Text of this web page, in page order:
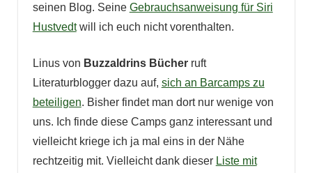
seinen Blog. Seine Gebrauchsanweisung für Siri
Hustvedtwill ich euch nicht vorenthalten.
Linus von Buzzaldrins Bücherruft
Literaturblogger dazu auf, sich an Barcamps zu
beteiligen. Bisher findet man dort nur wenige von
uns. Ich finde diese Camps ganz interessant und
vielleicht kriege ich ja mal eins in der Nähe
rechtzeitig mit. Vielleicht dank dieser Liste mit